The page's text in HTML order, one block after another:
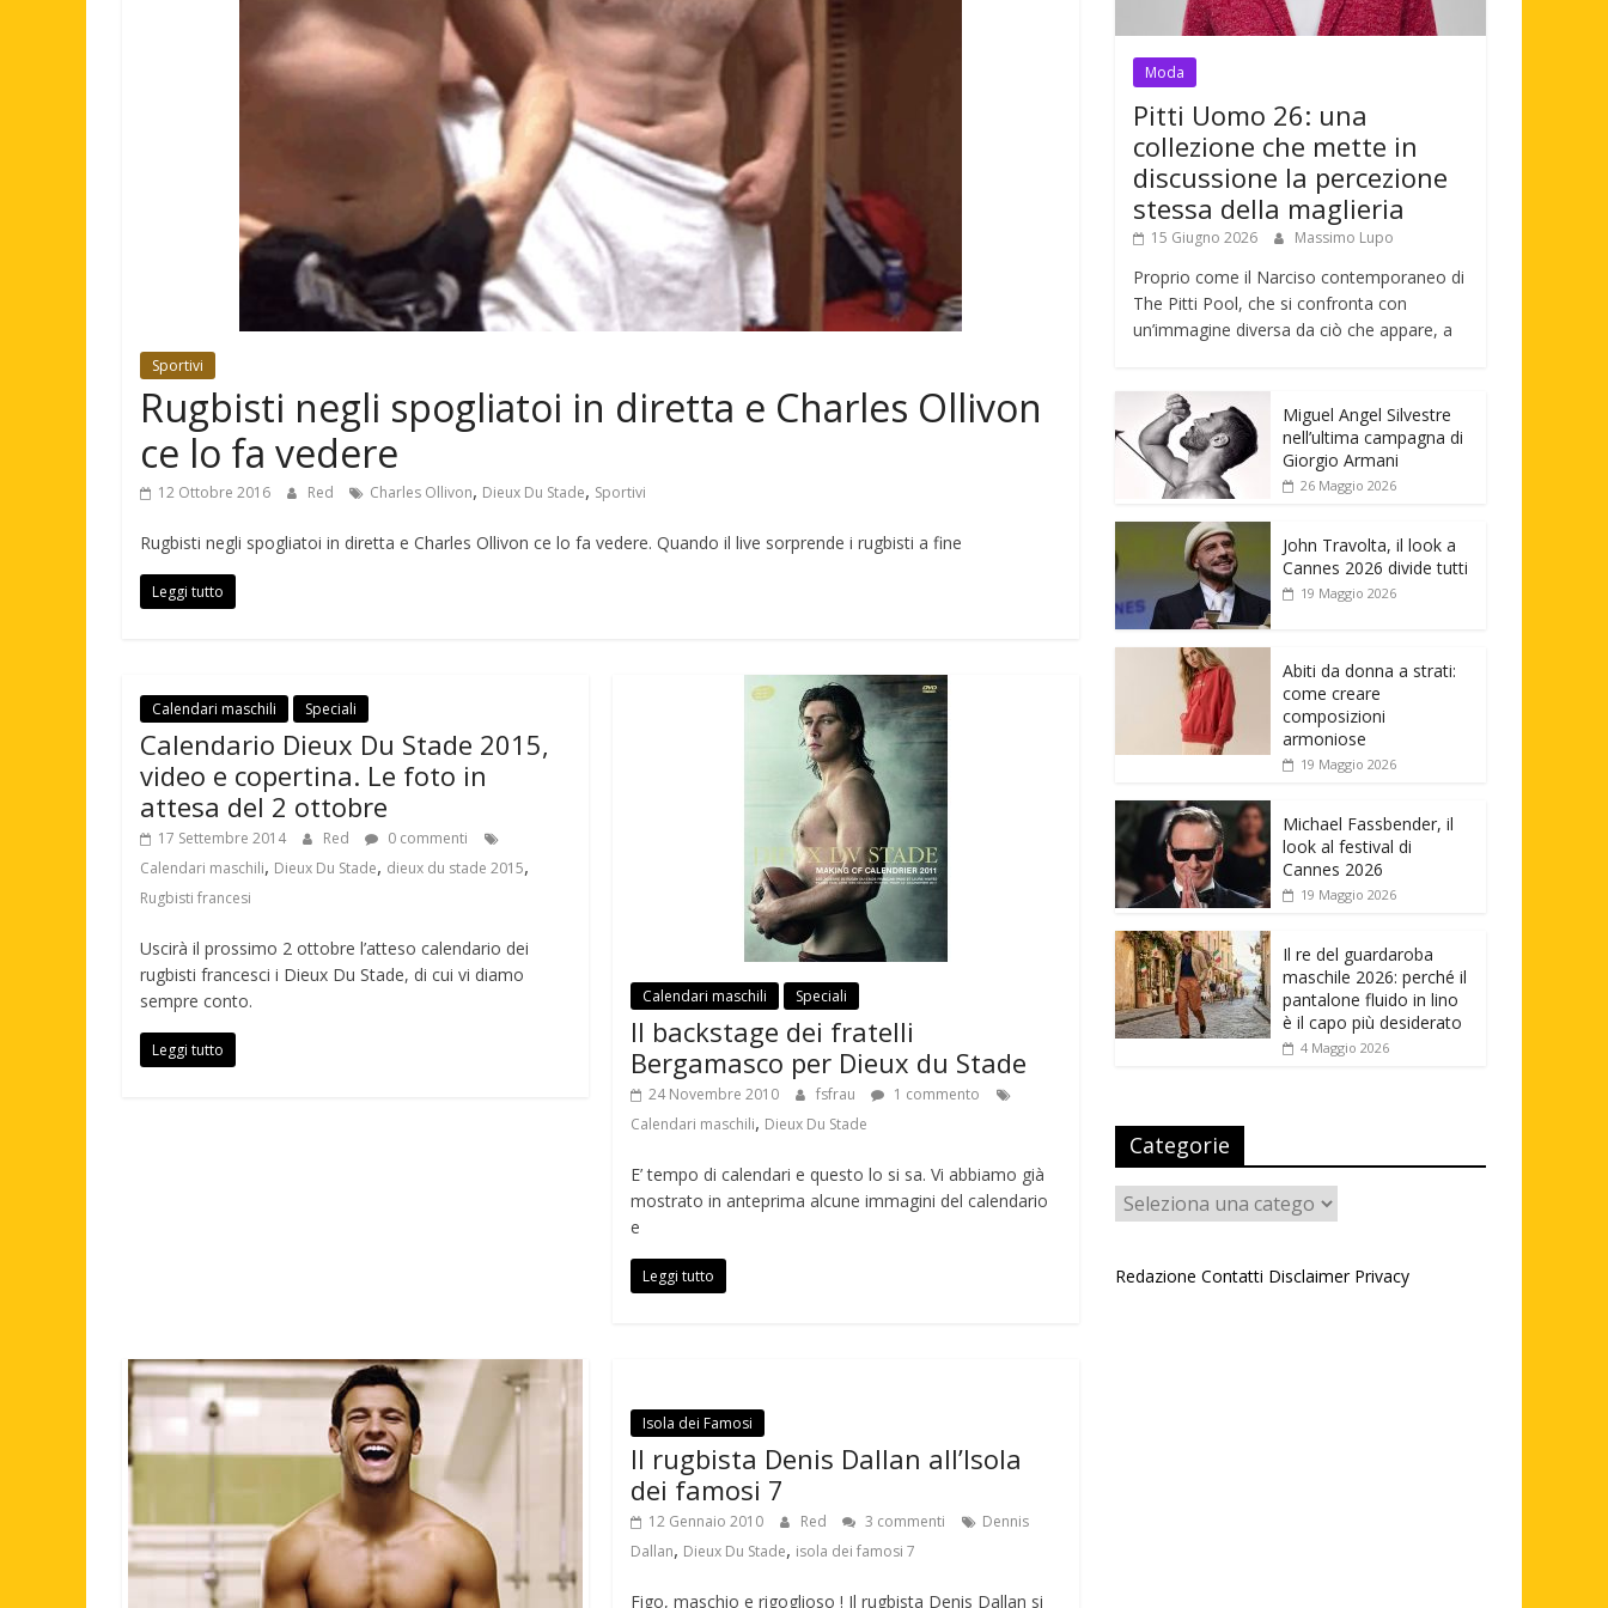
Sportivi
Rugbisti negli spogliatoi in diretta e Charles Ollivon
ce lo fa vedere
12 Ottobre 2016 Red Charles Ollivon, Dieux Du Stade, Sportivi
Rugbisti negli spogliatoi in diretta e Charles Ollivon ce lo fa vedere. Quando il live sorprende i rugbisti a fine
Leggi tutto
Calendari maschili Speciali
Calendario Dieux Du Stade 2015,
video e copertina. Le foto in
attesa del 2 ottobre
17 Settembre 2014 Red
0 commenti
Calendari maschili, Dieux Du Stade, dieux du stade 2015,
Rugbisti francesi
Uscirà il prossimo 2 ottobre l’atteso calendario dei
rugbisti francesci i Dieux Du Stade, di cui vi diamo
sempre conto.
Leggi tutto
Calendari maschili Speciali
Il backstage dei fratelli
Bergamasco per Dieux du Stade
24 Novembre 2010 fsfrau
1 commento
Calendari maschili, Dieux Du Stade
E’ tempo di calendari e questo lo si sa. Vi abbiamo già
mostrato in anteprima alcune immagini del calendario
e
Leggi tutto
Isola dei Famosi
Il rugbista Denis Dallan all’Isola
dei famosi 7
12 Gennaio 2010 Red 3 commenti
Dennis
Dallan, Dieux Du Stade, isola dei famosi 7
Figo, maschio e rigoglioso ! Il rugbista Denis Dallan si
Moda
Pitti Uomo 26: una
collezione che mette in
discussione la percezione
stessa della maglieria
15 Giugno 2026 Massimo Lupo
Proprio come il Narciso contemporaneo di
The Pitti Pool, che si confronta con
un’immagine diversa da ciò che appare, a
Miguel Angel Silvestre
nell’ultima campagna di
Giorgio Armani
26 Maggio 2026
John Travolta, il look a
Cannes 2026 divide tutti
19 Maggio 2026
Abiti da donna a strati:
come creare
composizioni
armoniose
19 Maggio 2026
Michael Fassbender, il
look al festival di
Cannes 2026
19 Maggio 2026
Il re del guardaroba
maschile 2026: perché il
pantalone fluido in lino
è il capo più desiderato
4 Maggio 2026
Categorie
Categorie
Redazione Contatti Disclaimer Privacy